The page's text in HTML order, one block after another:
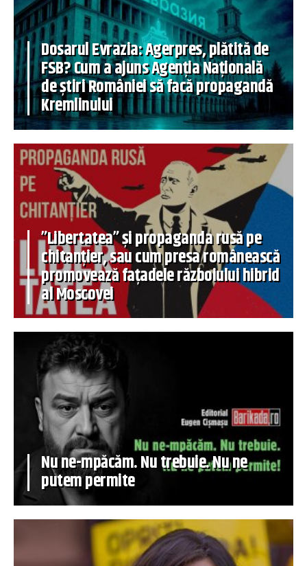
Dosarul Evrazia: Agerpres, plătită de
FSB? Cum a ajuns Agenția Națională
de știri României să facă propagandă
Kremlinului
”Libertatea” și propaganda rusă pe
chitanțier, sau cum presa românească
promovează fațadele războiului hibrid
al Moscovei
Nu ne-mpăcăm. Nu trebuie. Nu ne
putem permite